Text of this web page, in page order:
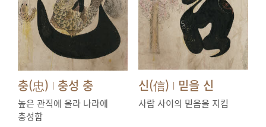
충(忠) | 충성 충
높은 관직에 올라 나라에
충성함
신(信) | 믿을 신
사람 사이의 믿음을 지킴